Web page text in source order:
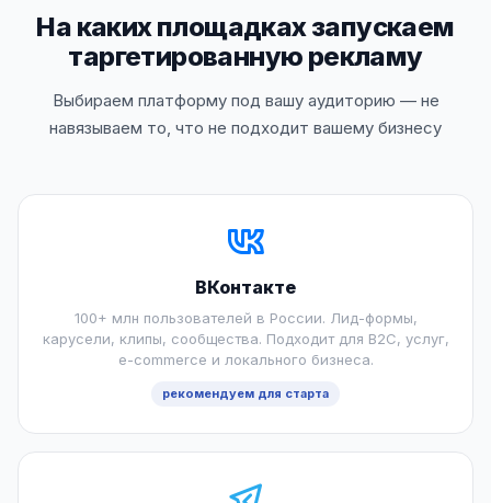
На каких площадках запускаем
таргетированную рекламу
Выбираем платформу под вашу аудиторию — не
навязываем то, что не подходит вашему бизнесу
ВКонтакте
100+ млн пользователей в России. Лид-формы,
карусели, клипы, сообщества. Подходит для B2C, услуг,
e-commerce и локального бизнеса.
рекомендуем для старта